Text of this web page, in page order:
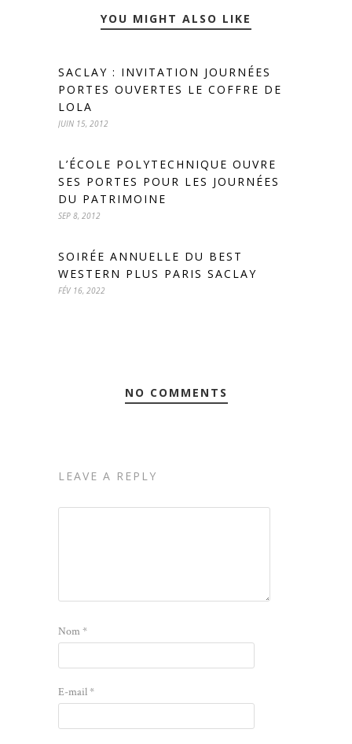
YOU MIGHT ALSO LIKE
SACLAY : INVITATION JOURNÉES
PORTES OUVERTES LE COFFRE DE
LOLA
JUIN 15, 2012
L’ÉCOLE POLYTECHNIQUE OUVRE
SES PORTES POUR LES JOURNÉES
DU PATRIMOINE
SEP 8, 2012
SOIRÉE ANNUELLE DU BEST
WESTERN PLUS PARIS SACLAY
FÉV 16, 2022
NO COMMENTS
LEAVE A REPLY
Nom*
E-mail*